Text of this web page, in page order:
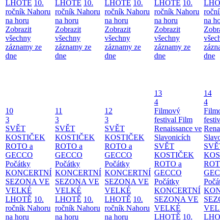
LHOTĚ 10.
ročník Nahoru
na horu
Zobrazit
všechny
záznamy ze
dne
LHOTĚ 10.
ročník Nahoru
na horu
Zobrazit
všechny
záznamy ze
dne
LHOTĚ 10.
ročník Nahoru
na horu
Zobrazit
všechny
záznamy ze
dne
LHOTĚ 10.
ročník Nahoru
na horu
Zobrazit
všechny
záznamy ze
dne
na
dne
10
3
SVĚT
KOSTIČEK
ROTO a
GECCO
Počátky
KONCERTNÍ
SEZONA VE
VELKÉ
LHOTĚ 10.
ročník Nahoru
na horu
11
3
SVĚT
KOSTIČEK
ROTO a
GECCO
Počátky
KONCERTNÍ
SEZONA VE
VELKÉ
LHOTĚ 10.
ročník Nahoru
na horu
12
3
SVĚT
KOSTIČEK
ROTO a
GECCO
Počátky
KONCERTNÍ
SEZONA VE
VELKÉ
LHOTĚ 10.
ročník Nahoru
na horu
13
4
Filmový
festival Film
Renaissance ve
Slavonicích
SVĚT
KOSTIČEK
ROTO a
GECCO
Počátky
KONCERTNÍ
SEZONA VE
VELKÉ
LHOTĚ 10.
14
4